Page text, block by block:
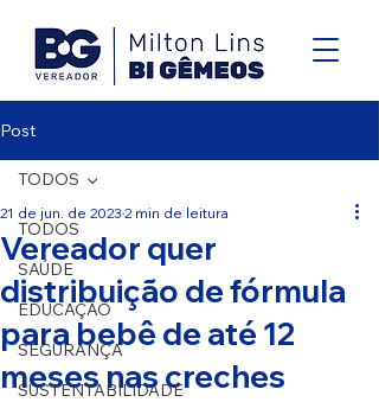
Post
TODOS
SAÚDE
EDUCAÇÃO
SEGURANÇA
SUSTENTABILIDADE
TODOS
Vereador quer
distribuição de fórmula
para bebê de até 12
meses nas creches
21 de jun. de 2023 2 min de leitura